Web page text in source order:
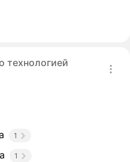
технологией
1
1